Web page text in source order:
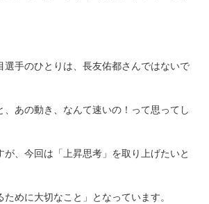
選手のひとりは、長友佑都さんではないで
、あの動き、なんて速いの！って思ってし
が、今回は「上昇思考」を取り上げたいと
めに大切なこと」となっています。